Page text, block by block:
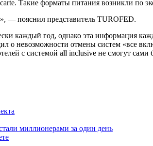
Такие форматы питания возникли по
— пояснил представитель TUROFED.
каждый год, однако эта информация
невозможности отмены систем «все
с системой all inclusive не смогут
миллионерами за один день